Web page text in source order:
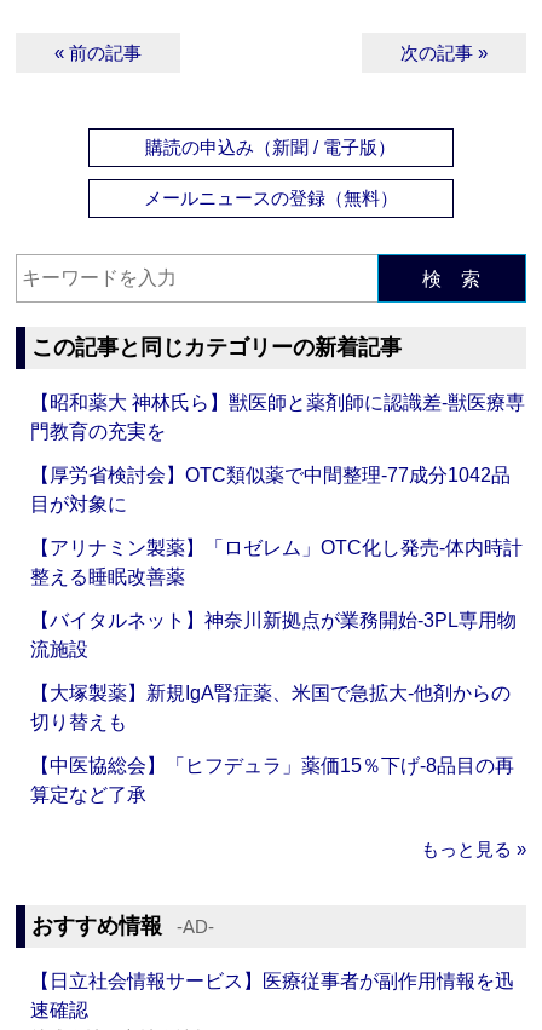
« 前の記事 次の記事 »
購読の申込み（新聞 / 電子版）
メールニュースの登録（無料）
検 索
この記事と同じカテゴリーの新着記事
【昭和薬大 神林氏ら】獣医師と薬剤師に認識差‐獣医療専
門教育の充実を
【厚労省検討会】OTC類似薬で中間整理‐77成分1042品
目が対象に
【アリナミン製薬】「ロゼレム」OTC化し発売‐体内時計
整える睡眠改善薬
【バイタルネット】神奈川新拠点が業務開始‐3PL専用物
流施設
【大塚製薬】新規IgA腎症薬、米国で急拡大‐他剤からの
切り替えも
【中医協総会】「ヒフデュラ」薬価15％下げ‐8品目の再
算定など了承
もっと見る »
おすすめ情報 ‐AD‐
【日立社会情報サービス】医療従事者が副作用情報を迅
速確認